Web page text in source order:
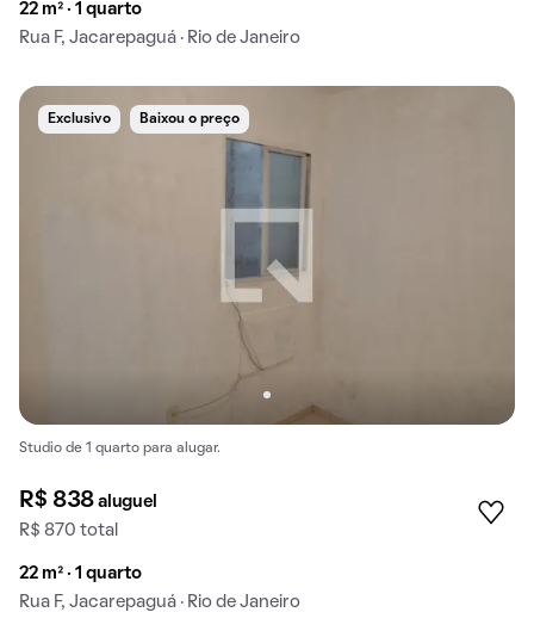
22 m² · 1 quarto
Rua F, Jacarepaguá · Rio de Janeiro
Exclusivo Baixou o preço
Studio de 1 quarto para alugar.
R$ 838aluguel
R$ 870 total
22 m² · 1 quarto
Rua F, Jacarepaguá · Rio de Janeiro